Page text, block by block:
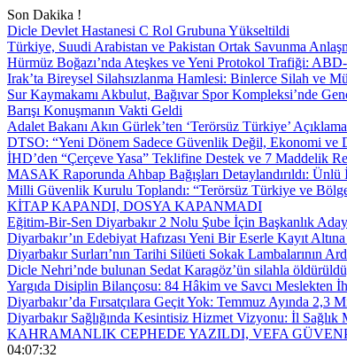
Son Dakika !
Dicle Devlet Hastanesi C Rol Grubuna Yükseltildi
Türkiye, Suudi Arabistan ve Pakistan Ortak Savunma
Hürmüz Boğazı’nda Ateşkes ve Yeni Protokol Trafiği:
Irak’ta Bireysel Silahsızlanma Hamlesi: Binlerce Silah ve
Sur Kaymakamı Akbulut, Bağıvar Spor Kompleksi’nde
Barışı Konuşmanın Vakti Geldi
Adalet Bakanı Akın Gürlek’ten ‘Terörsüz Türkiye’
DTSO: “Yeni Dönem Sadece Güvenlik Değil, Ekonomi ve
İHD’den “Çerçeve Yasa” Teklifine Destek ve 7 Maddelik
MASAK Raporunda Ahbap Bağışları Detaylandırıldı: Ünlü
Milli Güvenlik Kurulu Toplandı: “Terörsüz Türkiye ve
KİTAP KAPANDI, DOSYA KAPANMADI
Eğitim-Bir-Sen Diyarbakır 2 Nolu Şube İçin Başkanlık
Diyarbakır’ın Edebiyat Hafızası Yeni Bir Eserle Kayıt Altına
Diyarbakır Surları’nın Tarihi Silüeti Sokak Lambalarının
Dicle Nehri’nde bulunan Sedat Karagöz’ün silahla
Yargıda Disiplin Bilançosu: 84 Hâkim ve Savcı Meslekten
Diyarbakır’da Fırsatçılara Geçit Yok: Temmuz Ayında 2,3
Diyarbakır Sağlığında Kesintisiz Hizmet Vizyonu: İl Sağlık
KAHRAMANLIK CEPHEDE YAZILDI, VEFA
04:07:33